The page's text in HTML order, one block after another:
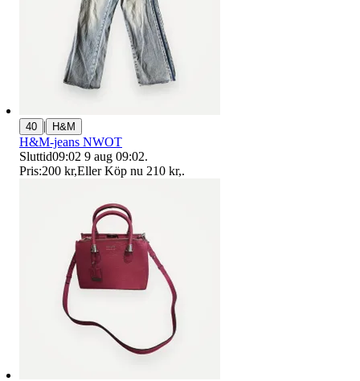
40 | H&M
H&M-jeans NWOT
Sluttid09:02 9 aug 09:02.
Pris:200 kr,Eller Köp nu 210 kr,.